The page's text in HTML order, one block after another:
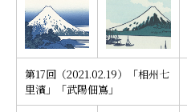
第17回（2021.02.19）「相州七
里濱」「武陽佃嶌」